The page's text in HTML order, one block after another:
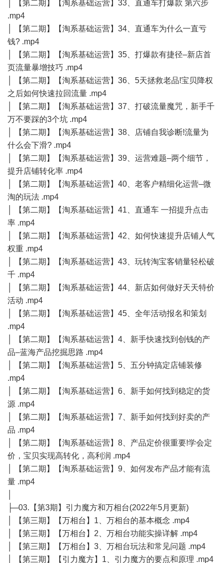
│ 【第二期】【淘系基础运营】33、直通车打爆款 第六步
.mp4
│ 【第二期】【淘系基础运营】34、直通车为什么一直亏
钱? .mp4
│ 【第二期】【淘系基础运营】35、打爆款有捷径–新店首
页流量暴增技巧 .mp4
│ 【第二期】【淘系基础运营】36、5天拯救老品!宝贝降权
之后如何快速拉回流量 .mp4
│ 【第二期】【淘系基础运营】37、打破流量魔咒，新手千
万不要踩的3个坑 .mp4
│ 【第二期】【淘系基础运营】38、店铺自我诊断!流量为
什么会下滑? .mp4
│ 【第二期】【淘系基础运营】39、运营难题–两个细节，
提升店铺转化率 .mp4
│ 【第二期】【淘系基础运营】40、老客户精细化运营–微
淘的玩法 .mp4
│ 【第二期】【淘系基础运营】41、直通车 一招提升点击
率 .mp4
│ 【第二期】【淘系基础运营】42、如何快速提升店铺人气
权重 .mp4
│ 【第二期】【淘系基础运营】43、玩转淘宝客销量轻松破
千 .mp4
│ 【第二期】【淘系基础运营】44、新店如何做好天天特价
活动 .mp4
│ 【第二期】【淘系基础运营】45、全年活动报名和策划
.mp4
│ 【第二期】【淘系基础运营】4、新手快速找到创钱的产
品–蓝海产品挖掘思路 .mp4
│ 【第二期】【淘系基础运营】5、五分钟搞定店铺装修
.mp4
│ 【第二期】【淘系基础运营】6、新手如何找到稳定的货
源 .mp4
│ 【第二期】【淘系基础运营】7、新手如何找到好卖的产
品 .mp4
│ 【第二期】【淘系基础运营】8、产品定价很重要!学会定
价，宝贝实现高转化，高利润 .mp4
│ 【第二期】【淘系基础运营】9、如何发布产品才能有流
量 .mp4
├─03.【第3期】引力魔方和万相台(2022年5月更新)
│ 【第三期】【万相台】1、万相台的基本概念 .mp4
│ 【第三期】【万相台】2、万相台功能实操详解 .mp4
│ 【第三期】【万相台】3、万相台玩法和常见问题 .mp4
│ 【第三期】【引力魔方】1、引力魔方的要点和原理 .mp4